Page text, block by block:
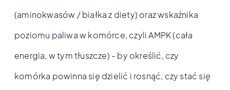
(aminokwasów / białka z diety) oraz wskaźnika
poziomu paliwa w komórce, czyli AMPK (cała
energia, w tym tłuszcze) - by określić, czy
komórka powinna się dzielić i rosnąć, czy stać się